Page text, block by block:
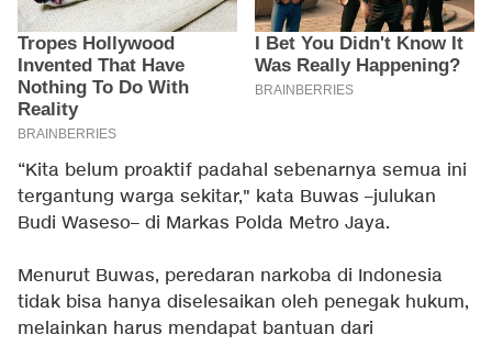
“Kita belum proaktif padahal sebenarnya semua ini
tergantung warga sekitar," kata Buwas –julukan
Budi Waseso– di Markas Polda Metro Jaya.
Menurut Buwas, peredaran narkoba di Indonesia
tidak bisa hanya diselesaikan oleh penegak hukum,
melainkan harus mendapat bantuan dari